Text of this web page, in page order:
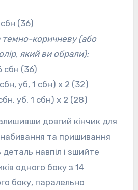
(36)
темно-коричневу (або
який ви обрали):
сбн (36)
уб, 1 сбн) х 2 (32)
уб, 1 сбн) х 2 (28)
довгий кінчик для
та пришивання
навпіл і зшийте
одного боку з 14
боку, паралельно